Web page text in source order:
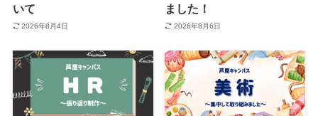
いて
2026年8月4日
ました！
2026年8月6日